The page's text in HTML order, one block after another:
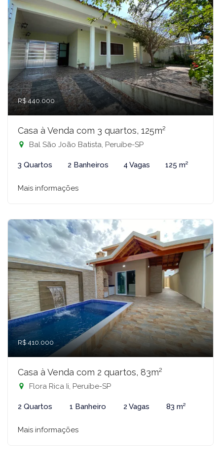
R$ 440.000
Casa à Venda com 3 quartos, 125m²
Bal São João Batista, Peruíbe-SP
3 Quartos 2 Banheiros 4 Vagas 125 m²
Mais informações
R$ 410.000
Casa à Venda com 2 quartos, 83m²
Flora Rica Ii, Peruíbe-SP
2 Quartos 1 Banheiro 2 Vagas 83 m²
Mais informações